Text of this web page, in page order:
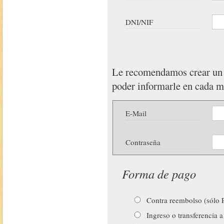
DNI/NIF
Le recomendamos crear
poder informarle en cada
E-Mail
Contraseña
Forma de pago
Contra reembolso (sólo
Ingreso o transferencia